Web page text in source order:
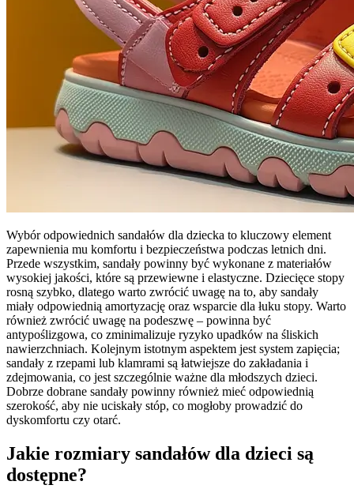
Wybór odpowiednich sandałów dla dziecka to kluczowy element
zapewnienia mu komfortu i bezpieczeństwa podczas letnich dni.
Przede wszystkim, sandały powinny być wykonane z materiałów
wysokiej jakości, które są przewiewne i elastyczne. Dziecięce stopy
rosną szybko, dlatego warto zwrócić uwagę na to, aby sandały
miały odpowiednią amortyzację oraz wsparcie dla łuku stopy. Warto
również zwrócić uwagę na podeszwę – powinna być
antypoślizgowa, co zminimalizuje ryzyko upadków na śliskich
nawierzchniach. Kolejnym istotnym aspektem jest system zapięcia;
sandały z rzepami lub klamrami są łatwiejsze do zakładania i
zdejmowania, co jest szczególnie ważne dla młodszych dzieci.
Dobrze dobrane sandały powinny również mieć odpowiednią
szerokość, aby nie uciskały stóp, co mogłoby prowadzić do
dyskomfortu czy otarć.
Jakie rozmiary sandałów dla dzieci są
dostępne?